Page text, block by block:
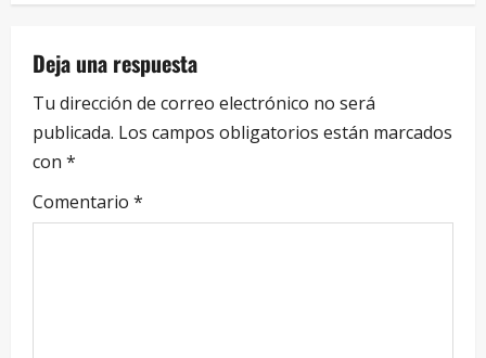
Deja una respuesta
Tu dirección de correo electrónico no será
publicada. Los campos obligatorios están marcados
con *
Comentario *